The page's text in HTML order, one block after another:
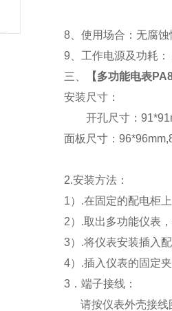
8 、使用场合：无腐
9 、工作电源及功耗
三、
【多功能电表
安装尺寸：
开孔尺寸：
面板尺寸：
2.安装方法：
1）.在固定的配电柜
2）.取出多功能仪表
3）.将仪表安装插入
4）.插入仪表的固定
3 ．端子接线：
请按仪表外壳接线